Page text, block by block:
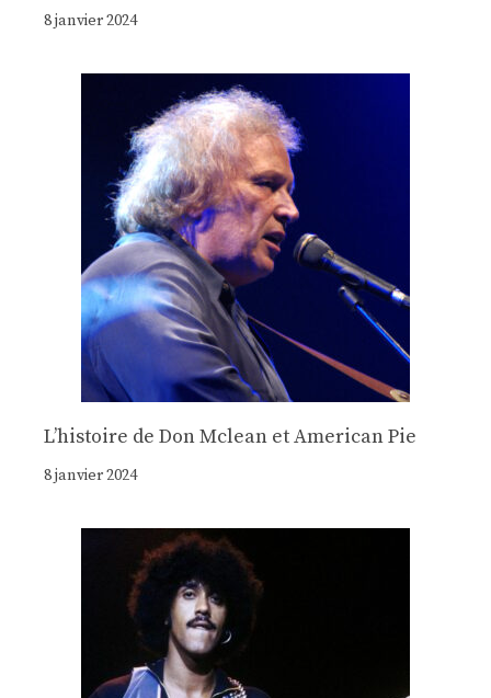
8 janvier 2024
Lʼhistoire de Don Mclean et American Pie
8 janvier 2024